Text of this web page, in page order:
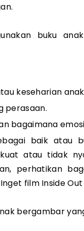
buku
keseharian
perasaan.
bagaimana
baik atau
atau tidak
perhatikan
film Inside
bergambar